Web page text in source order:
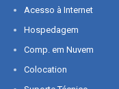
Acesso à Internet
Hospedagem
Comp. em Nuvem
Colocation